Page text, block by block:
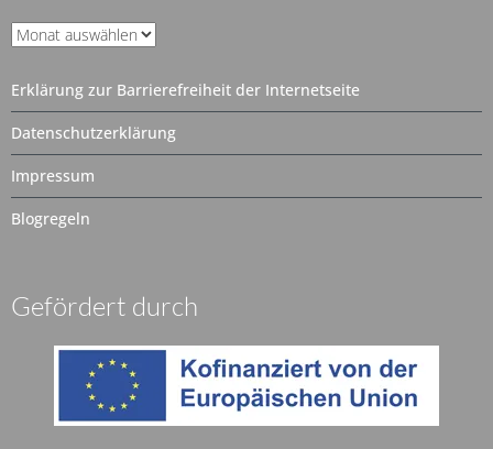
Unser
Erklärung zur Barrierefreiheit der Internetseite
Datenschutzerklärung
Impressum
Blogregeln
Gefördert durch